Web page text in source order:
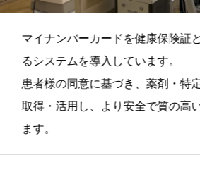
マイナンバーカードを健康保険証とし
るシステムを導入しています。
患者様の同意に基づき、薬剤・特定健
取得・活用し、より安全で質の高い診
ます。